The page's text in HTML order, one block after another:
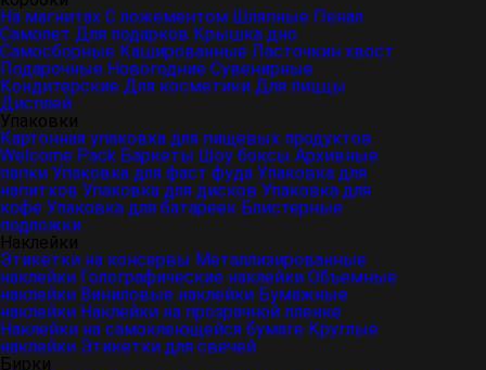
На магнитах С ложементом Шляпные Пенал
Самолет Для подарков Крышка дно
Самосборные Кашированные Ласточкин хвост
Подарочные Новогодние Сувенирные
Кондитерские Для косметики Для пиццы
Дисплей
Картонная упаковка для пищевых продуктов
Welcome Pack Баркеты Шоу боксы Архивные
папки Упаковка для фаст фуда Упаковка для
напитков Упаковка для дисков Упаковка для
кофе Упаковка для батареек Блистерные
подложки
Этикетки на консервы Металлизированные
наклейки Голографические наклейки Объемные
наклейки Виниловые наклейки Бумажные
наклейки Наклейки на прозрачной пленке
Наклейки на самоклеющейся бумаге Круглые
наклейки Этикетки для свечей